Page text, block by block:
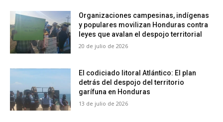
Organizaciones campesinas, indígenas
y populares movilizan Honduras contra
leyes que avalan el despojo territorial
20 de julio de 2026
El codiciado litoral Atlántico: El plan
detrás del despojo del territorio
garífuna en Honduras
13 de julio de 2026